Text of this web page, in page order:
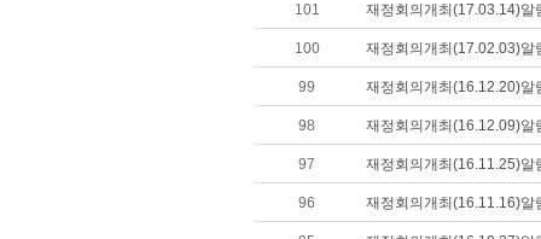
101 재정회의개최(17.03.14)알
100 재정회의개최(17.02.03)알
99 재정회의개최(16.12.20)알
98 재정회의개최(16.12.09)알
97 재정회의개최(16.11.25)알
96 재정회의개최(16.11.16)알